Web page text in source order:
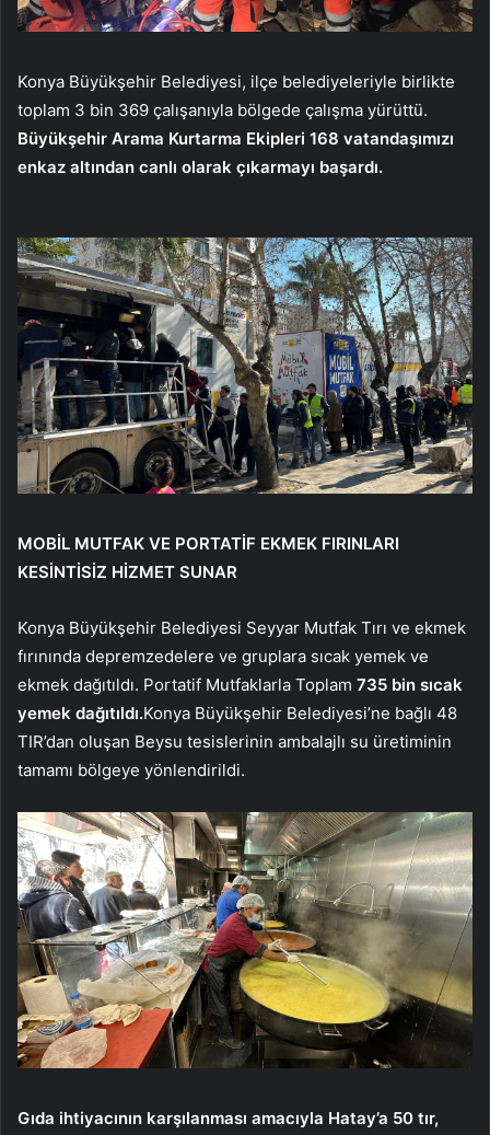
Konya Büyükşehir Belediyesi, ilçe belediyeleriyle birlikte
toplam 3 bin 369 çalışanıyla bölgede çalışma yürüttü.
Büyükşehir Arama Kurtarma Ekipleri 168 vatandaşımızı
enkaz altından canlı olarak çıkarmayı başardı.
MOBİL MUTFAK VE PORTATİF EKMEK FIRINLARI
KESİNTİSİZ HİZMET SUNAR
Konya Büyükşehir Belediyesi Seyyar Mutfak Tırı ve ekmek
fırınında depremzedelere ve gruplara sıcak yemek ve
ekmek dağıtıldı. Portatif Mutfaklarla Toplam 735 bin sıcak
yemek dağıtıldı.Konya Büyükşehir Belediyesi’ne bağlı 48
TIR’dan oluşan Beysu tesislerinin ambalajlı su üretiminin
tamamı bölgeye yönlendirildi.
Gıda ihtiyacının karşılanması amacıyla Hatay’a 50 tır,